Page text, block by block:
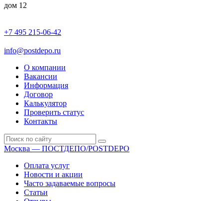
дом 12
+7 495 215-06-42
info@postdepo.ru
О компании
Вакансии
Информация
Договор
Калькулятор
Проверить статус
Контакты
Москва — ПОСТДЕПО/POSTDEPO
Оплата услуг
Новости и акции
Часто задаваемые вопросы
Статьи